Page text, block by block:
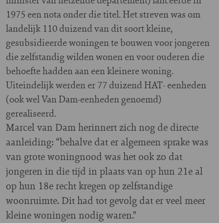
1975 een nota onder die titel. Het streven was om
landelijk 110 duizend van dit soort kleine,
gesubsidieerde woningen te bouwen voor jongeren
die zelfstandig wilden wonen en voor ouderen die
behoefte hadden aan een kleinere woning.
Uiteindelijk werden er 77 duizend HAT- eenheden
(ook wel Van Dam-eenheden genoemd)
gerealiseerd.
Marcel van Dam herinnert zich nog de directe
aanleiding: “behalve dat er algemeen sprake was
van grote woningnood was het ook zo dat
jongeren in die tijd in plaats van op hun 21e al
op hun 18e recht kregen op zelfstandige
woonruimte. Dit had tot gevolg dat er veel meer
kleine woningen nodig waren.”